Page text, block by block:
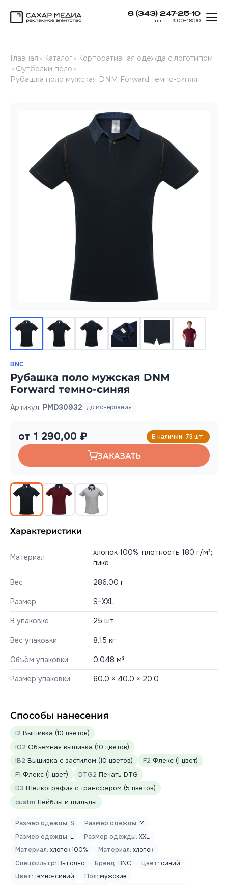
8 (343) 247-25-10
пн–пт 9:00–18:00
Главная » Каталог» Корпоративная одежда с логотипом
» Футболки поло »
Рубашка поло мужская DNM Forward темно-синяя
BNC
Рубашка поло мужская DNM
Forward темно-синяя
Артикул: PMD30932 до исчерпания
от 1 290,00 ₽ В наличии: 73 шт.
ЗАКАЗАТЬ
Характеристики
Материал
хлопок 100%, плотность 180 г/м²;
пике
Вес 286.00 г
Размер S–XXL
В упаковке 25 шт.
Вес упаковки 8,15 кг
Объём упаковки 0,048 м³
Размер упаковки 60.0 × 40.0 × 20.0
Способы нанесения
I2 Вышивка (10 цветов)
IO2 Объёмная вышивка (10 цветов)
IB2 Вышивка с застилом (10 цветов) F2 Флекс (1 цвет)
F1 Флекс (1 цвет) DTG2 Печать DTG
D3 Шелкография с трансфером (5 цветов)
custm Лейблы и шильды
Размер одежды: S Размер одежды: M
Размер одежды: L Размер одежды: XXL
Материал: хлопок 100% Материал: хлопок
Спецфильтр: Выгодно Бренд: BNC Цвет: синий
Цвет:темно-синий Пол: мужские